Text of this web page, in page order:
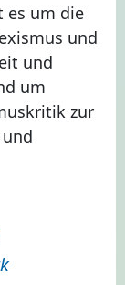
es um die
und
und
um
zur